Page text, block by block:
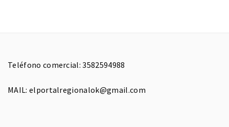
Teléfono comercial: 3582594988
MAIL: elportalregionalok@gmail.com